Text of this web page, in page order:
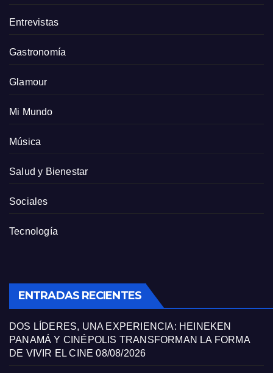
Entrevistas
Gastronomía
Glamour
Mi Mundo
Música
Salud y Bienestar
Sociales
Tecnología
ENTRADAS RECIENTES
DOS LÍDERES, UNA EXPERIENCIA: HEINEKEN
PANAMÁ Y CINÉPOLIS TRANSFORMAN LA FORMA
DE VIVIR EL CINE 08/08/2026